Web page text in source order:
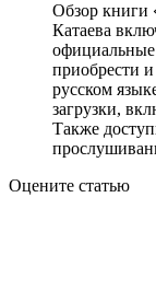
Обзор книги
Катаева
приобрести
русском
загрузки,
Также
Оцените статью